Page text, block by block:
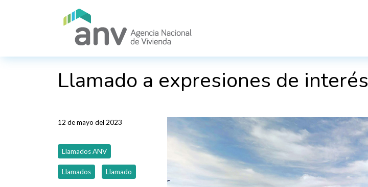
Llamado a expresiones de interés
12 de mayo del 2023
Llamados ANV
Llamados Llamado